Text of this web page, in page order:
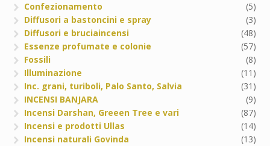
Confezionamento
(5)
Diffusori a bastoncini e spray
(3)
Diffusori e bruciaincensi
(48)
Essenze profumate e colonie
(57)
Fossili
(8)
Illuminazione
(11)
Inc. grani, turiboli, Palo Santo, Salvia
(31)
INCENSI BANJARA
(9)
Incensi Darshan, Greeen Tree e vari
(87)
Incensi e prodotti Ullas
(14)
Incensi naturali Govinda
(13)